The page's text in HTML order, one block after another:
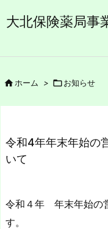
大北保険薬局事
ホーム > お知らせ
令和4年年末年始の
いて
令和４年 年末年始の
す。